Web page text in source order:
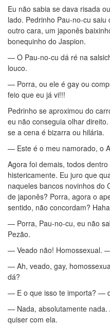
Eu não sabia se dava risada
lado. Pedrinho Pau-no-cu
outro cara, um japonês
bonequinho do Jaspion.
— O Pau-no-cu dá ré na
louco.
— Porra, ou ele é gay ou
feio que eu já vi!!!
Pedrinho se aproximou do
eu não conseguia olhar
se a cena é bizarra ou hilária.
— Este é o meu namorado, o
Agora foi demais, todos
histericamente. Eu juro que
naqueles bancos novinhos do
de japonês? Porra, agora o
sentido, não concordam?
— Porra, Pau-no-cu, eu não
Pezão.
— Veado não! Homossexual.
— Ah, veado, gay,
dá?
— E o que isso te importa? —
— Nada, absolutamente nada.
quiser com ela.